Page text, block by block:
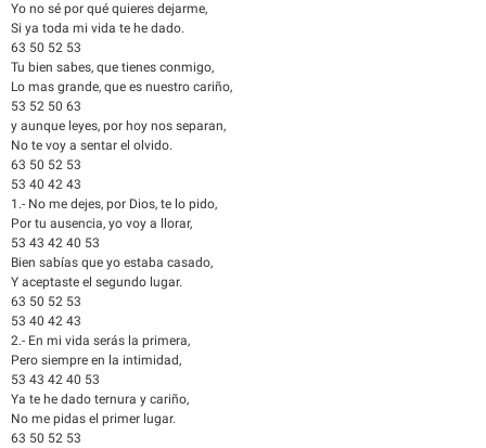
Yo no sé por qué quieres dejarme,
Si ya toda mi vida te he dado.
63 50 52 53
Tu bien sabes, que tienes conmigo,
Lo mas grande, que es nuestro cariño,
53 52 50 63
y aunque leyes, por hoy nos separan,
No te voy a sentar el olvido.
63 50 52 53
53 40 42 43
1.- No me dejes, por Dios, te lo pido,
Por tu ausencia, yo voy a llorar,
53 43 42 40 53
Bien sabías que yo estaba casado,
Y aceptaste el segundo lugar.
63 50 52 53
53 40 42 43
2.- En mi vida serás la primera,
Pero siempre en la intimidad,
53 43 42 40 53
Ya te he dado ternura y cariño,
No me pidas el primer lugar.
63 50 52 53